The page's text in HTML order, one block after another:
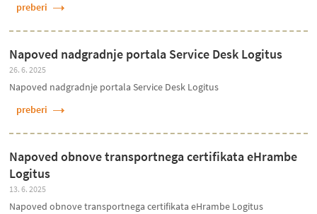
preberi
Napoved nadgradnje portala Service Desk Logitus
26. 6. 2025
Napoved nadgradnje portala Service Desk Logitus
preberi
Napoved obnove transportnega certifikata eHrambe
Logitus
13. 6. 2025
Napoved obnove transportnega certifikata eHrambe Logitus